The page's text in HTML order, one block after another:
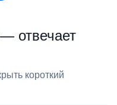
отвечает
короткий